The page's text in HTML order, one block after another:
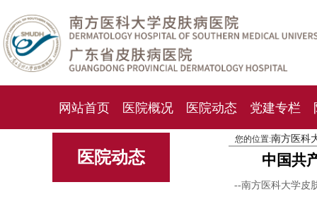
网站首页 医院概况 医院动态 党建专栏
化妆品检测中心 就诊指南 人才
医院动态
您的位置:南方医科
中国共
--南方医科大学皮